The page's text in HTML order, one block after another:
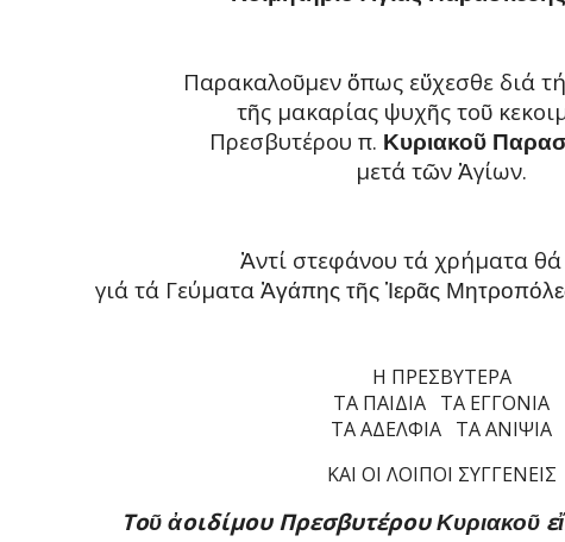
Παρακαλοῦμεν ὅπως εὔχεσθε διά
τῆς μακαρίας ψυχῆς τοῦ
Πρεσβυτέρου π. Κυριακοῦ
μετά τῶν Ἁγίων.
Ἀντί στεφάνου τά χρήματα
γιά τά Γεύματα Ἀγάπης τῆς Ἱερᾶς
Η ΠΡΕΣΒΥΤΕΡΑ
ΤΑ ΠΑΙΔΙΑ ΤΑ ΕΓΓΟΝΙΑ
ΤΑ ΑΔΕΛΦΙΑ ΤΑ ΑΝΙΨΙΑ
ΚΑΙ ΟΙ ΛΟΙΠΟΙ ΣΥΓΓΕΝΕΙΣ
Τοῦ ἀοιδίμου ΠρεσβυτέρουΚυριακοῦεἴ